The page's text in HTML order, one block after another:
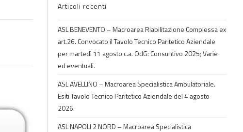
Articoli recenti
ASL BENEVENTO – Macroarea Riabilitazione Complessa ex
art.26. Convocato il Tavolo Tecnico Paritetico Aziendale
per martedì 11 agosto c.a. OdG: Consuntivo 2025; Varie
ed eventuali.
ASL AVELLINO – Macroarea Specialistica Ambulatoriale.
Esiti Tavolo Tecnico Paritetico Aziendale del 4 agosto
2026.
ASL NAPOLI 2 NORD – Macroarea Specialistica